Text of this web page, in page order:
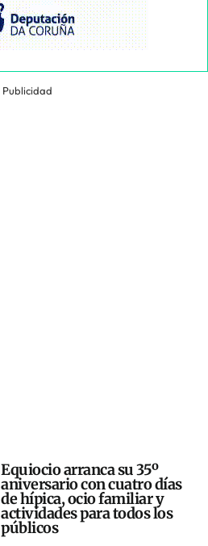
Publicidad
Equiocio arranca su 35º
aniversario con cuatro días
de hípica, ocio familiar y
actividades para todos los
públicos